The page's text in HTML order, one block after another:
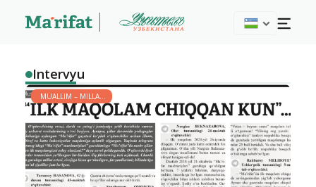
Intervyu
MUALLIM – MILLAT
YULDUZI